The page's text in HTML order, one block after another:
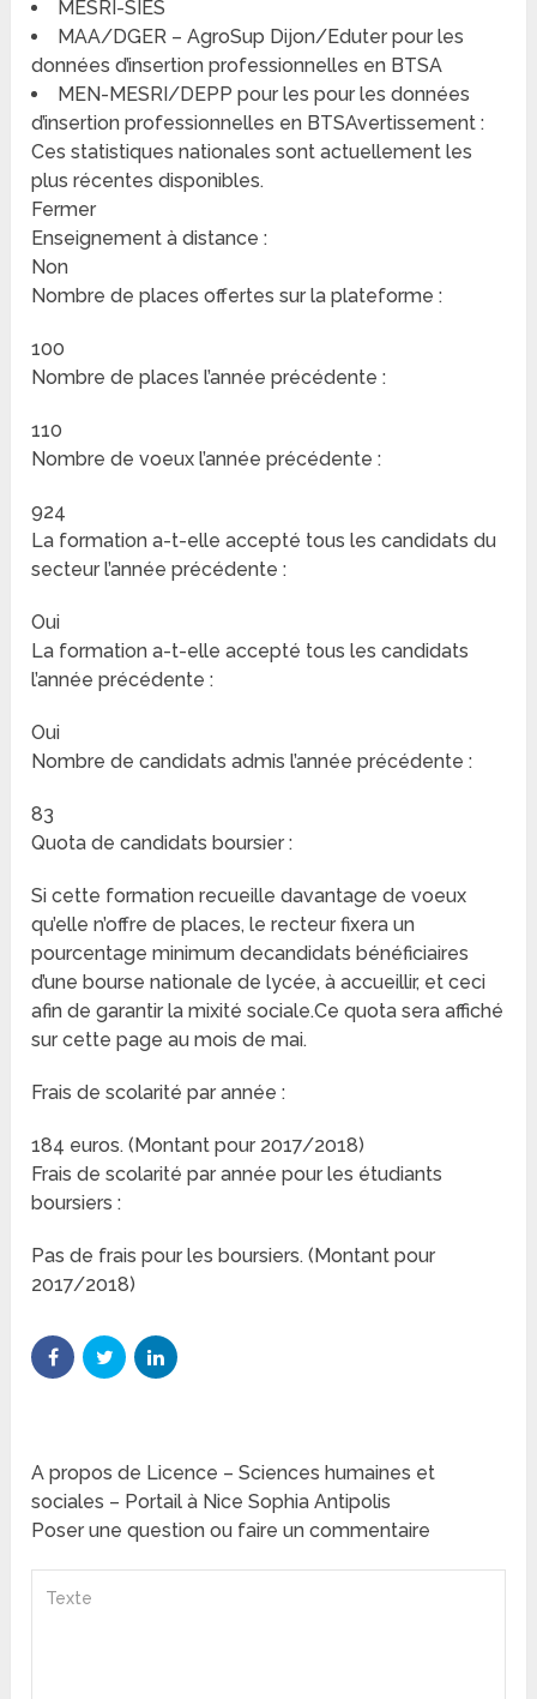
MESRI-SIES
MAA/DGER – AgroSup Dijon/Eduter pour les
données d’insertion professionnelles en BTSA
MEN-MESRI/DEPP pour les pour les données
d’insertion professionnelles en BTSAvertissement :
Ces statistiques nationales sont actuellement les
plus récentes disponibles.
Fermer
Enseignement à distance :
Non
Nombre de places offertes sur la plateforme :
100
Nombre de places l’année précédente :
110
Nombre de voeux l’année précédente :
924
La formation a-t-elle accepté tous les candidats du
secteur l’année précédente :
Oui
La formation a-t-elle accepté tous les candidats
l’année précédente :
Oui
Nombre de candidats admis l’année précédente :
83
Quota de candidats boursier :
Si cette formation recueille davantage de voeux
qu’elle n’offre de places, le recteur fixera un
pourcentage minimum decandidats bénéficiaires
d’une bourse nationale de lycée, à accueillir, et ceci
afin de garantir la mixité sociale.Ce quota sera affiché
sur cette page au mois de mai.
Frais de scolarité par année :
184 euros. (Montant pour 2017/2018)
Frais de scolarité par année pour les étudiants
boursiers :
Pas de frais pour les boursiers. (Montant pour
2017/2018)
A propos de Licence – Sciences humaines et
sociales – Portail à Nice Sophia Antipolis
Poser une question ou faire un commentaire